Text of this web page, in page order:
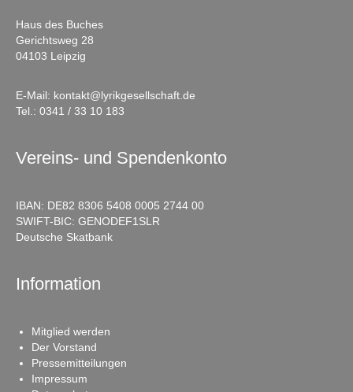
Haus des Buches
Gerichtsweg 28
04103 Leipzig
E-Mail: kontakt@lyrikgesellschaft.de
Tel.: 0341 / 33 10 183
Vereins- und Spendenkonto
IBAN: DE82 8306 5408 0005 2744 00
SWIFT-BIC: GENODEF1SLR
Deutsche Skatbank
Information
Mitglied werden
Der Vorstand
Pressemitteilungen
Impressum